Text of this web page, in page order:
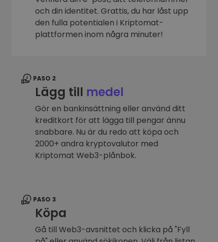
och din identitet. Grattis, du har låst upp
den fulla potentialen i Kriptomat-
plattformen inom några minuter!
PASO 2
Lägg till medel
Gör en bankinsättning eller använd ditt
kreditkort för att lägga till pengar ännu
snabbare. Nu är du redo att köpa och
2000+ andra kryptovalutor med
Kriptomat Web3-plånbok.
PASO 3
Köpa
Gå till Web3-avsnittet och klicka på "Fyll